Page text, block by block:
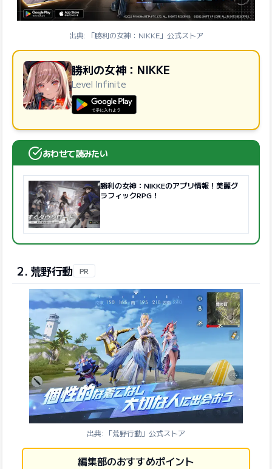
出典: 「勝利の女神：NIKKE」公式ストア
勝利の女神：NIKKE
Level Infinite
あわせて読みたい
勝利の女神：NIKKEのアプリ情報！美麗グ
ラフィックRPG！
2. 荒野行動 PR
出典: 「荒野行動」公式ストア
編集部のおすすめポイント